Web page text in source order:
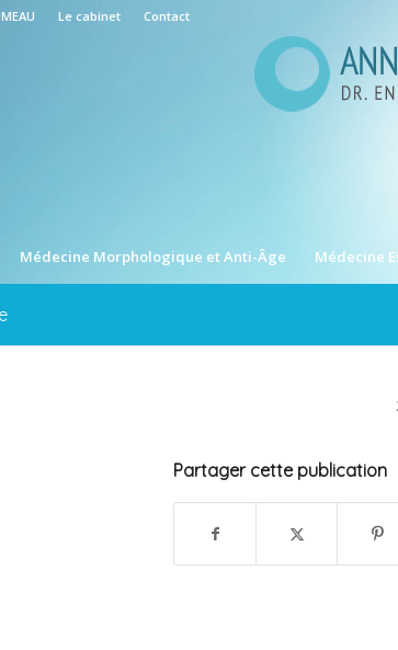
Le cabinet Contact
Médecine Morphologique et Anti-Âge Médecine
Partager cette publication